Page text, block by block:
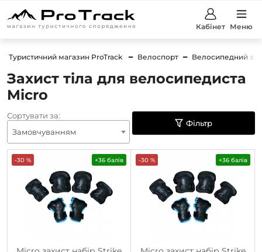
Кабінет Меню
Туристичний магазин ProTrack Велоспорт Велосипедний
Захист тіла для велосипедиста
Micro
Сортувати за:
Замовчуванням
Фільтр
-30 % +36 балів -30 % +36 балів